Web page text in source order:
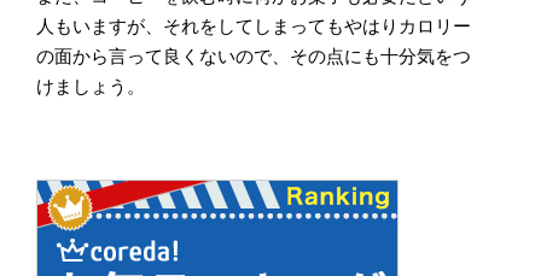
人もいますが、それをしてしまってもやはりカロリー
の面から言って良くないので、その点にも十分気をつ
けましょう。